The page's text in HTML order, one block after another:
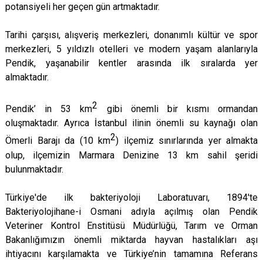
potansiyeli her geçen gün artmaktadır.
Tarihi çarşısı, alışveriş merkezleri, donanımlı kültür ve spor
merkezleri, 5 yıldızlı otelleri ve modern yaşam alanlarıyla
Pendik, yaşanabilir kentler arasında ilk sıralarda yer
almaktadır.
Pendik’ in 53 km2 gibi önemli bir kısmı ormandan
oluşmaktadır. Ayrıca İstanbul ilinin önemli su kaynağı olan
Ömerli Barajı da (10 km2) ilçemiz sınırlarında yer almakta
olup, ilçemizin Marmara Denizine 13 km sahil şeridi
bulunmaktadır.
Türkiye'de ilk bakteriyoloji Laboratuvarı, 1894'te
Bakteriyolojihane-i Osmani adıyla açılmış olan Pendik
Veteriner Kontrol Enstitüsü Müdürlüğü, Tarım ve Orman
Bakanlığımızın önemli miktarda hayvan hastalıkları aşı
ihtiyacını karşılamakta ve Türkiye’nin tamamına Referans